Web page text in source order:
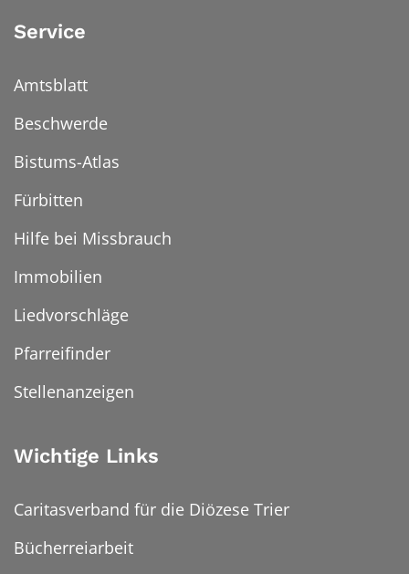
Service
Amtsblatt
Beschwerde
Bistums-Atlas
Fürbitten
Hilfe bei Missbrauch
Immobilien
Liedvorschläge
Pfarreifinder
Stellenanzeigen
Wichtige Links
Caritasverband für die Diözese Trier
Bücherreiarbeit